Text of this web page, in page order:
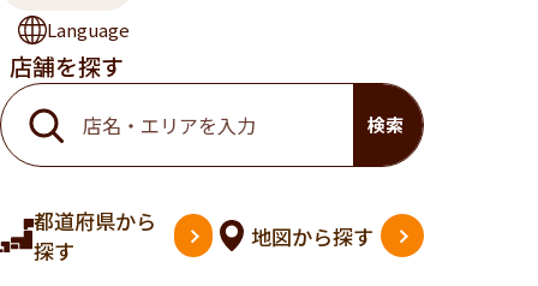
Language
店舗を探す
検索
都道府県から
探す
地図から探す